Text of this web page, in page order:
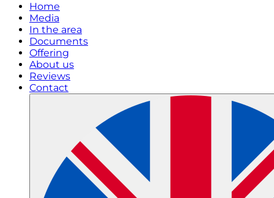
Home
Media
In the area
Documents
Offering
About us
Reviews
Contact